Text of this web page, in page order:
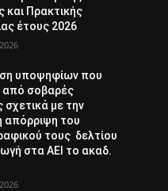
και Πρακτικής
έτους 2026
υποψηφίων που
από σοβαρές
σχετικά με την
απόρριψη του
τους δελτίου
στα ΑΕΙ το ακαδ.